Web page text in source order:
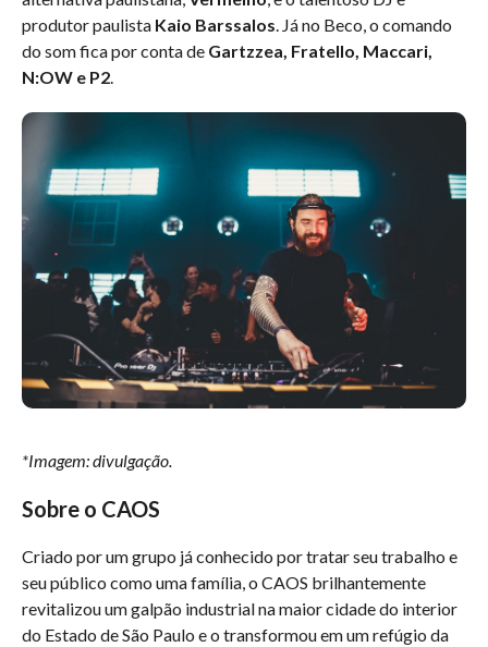
produtor paulista Kaio Barssalos. Já no Beco, o comando
do som fica por conta de Gartzzea, Fratello, Maccari,
N:OW e P2.
*Imagem: divulgação.
Sobre o CAOS
Criado por um grupo já conhecido por tratar seu trabalho e
seu público como uma família, o CAOS brilhantemente
revitalizou um galpão industrial na maior cidade do interior
do Estado de São Paulo e o transformou em um refúgio da